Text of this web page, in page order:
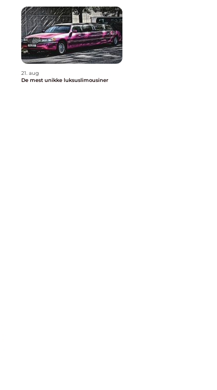
21. aug
De mest unikke luksuslimousiner